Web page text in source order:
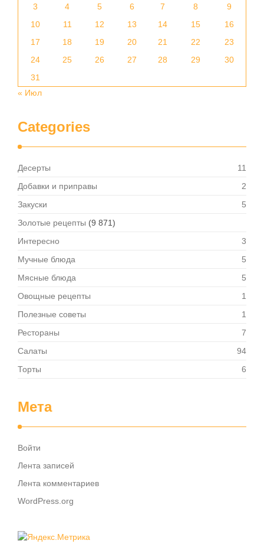
3
4 5 6 7 8
9
10
11 12 13 14 15
16
17
18 19 20 21 22
23
24
25 26 27 28 29
30
31
« Июл
Categories
Десерты
11
Добавки и приправы
2
Закуски
5
Золотые рецепты (9 871)
Интересно
3
Мучные блюда
5
Мясные блюда
5
Овощные рецепты
1
Полезные советы
1
Рестораны
7
Салаты
94
Торты
6
Мета
Войти
Лента записей
Лента комментариев
WordPress.org